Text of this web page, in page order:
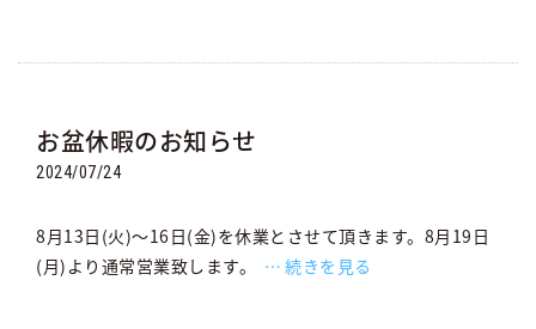
お盆休暇のお知らせ
2024/07/24
8月13日(火)～16日(金)を休業とさせて頂きます。8月19日
(月)より通常営業致します。
続きを見る